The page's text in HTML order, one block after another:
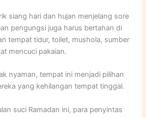
siang hari dan hujan menjelang sore
pengungsi juga harus bertahan di
tempat tidur, toilet, mushola, sumber
mencuci pakaian.
nyaman, tempat ini menjadi pilihan
yang kehilangan tempat tinggal.
suci Ramadan ini, para penyintas